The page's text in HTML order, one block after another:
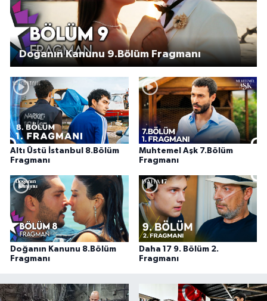
Doğanın Kanunu 9.Bölüm Fragmanı
Altı Üstü İstanbul 8.Bölüm
Fragmanı
Muhtemel Aşk 7.Bölüm
Fragmanı
Doğanın Kanunu 8.Bölüm
Fragmanı
Daha 17 9. Bölüm 2.
Fragmanı